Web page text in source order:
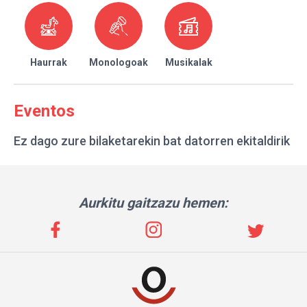
Haurrak Monologoak Musikalak
Eventos
Ez dago zure bilaketarekin bat datorren ekitaldirik
Aurkitu gaitzazu hemen: